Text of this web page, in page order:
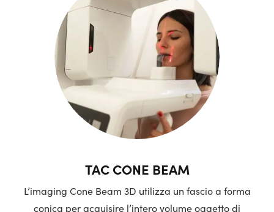
TAC CONE BEAM
L’imaging Cone Beam 3D utilizza un fascio a forma
conica per acquisire l’intero volume oggetto di